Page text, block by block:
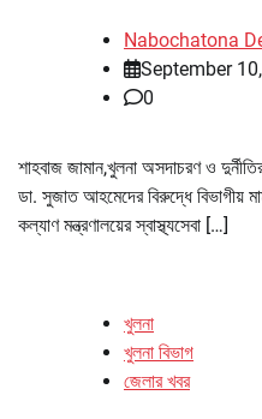
Nabochatona
September
0
শাহবাজ জামান,খুলনা অসদাচরণ ও
ডা. সুজাত আহমেদের বিরুদ্ধে বিভাগীয়
কল্যাণ মন্ত্রণালয়ের স্বাস্থ্যসেবা […]
খুলনা
খুলনা বিভাগ
জেলার খবর